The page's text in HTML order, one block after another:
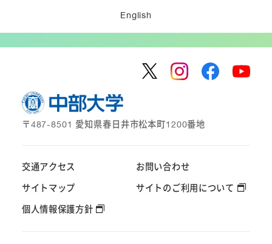
English
〒487-8501 愛知県春日井市松本町1200番地
交通アクセス お問い合わせ
サイトマップ サイトのご利用について
個人情報保護方針